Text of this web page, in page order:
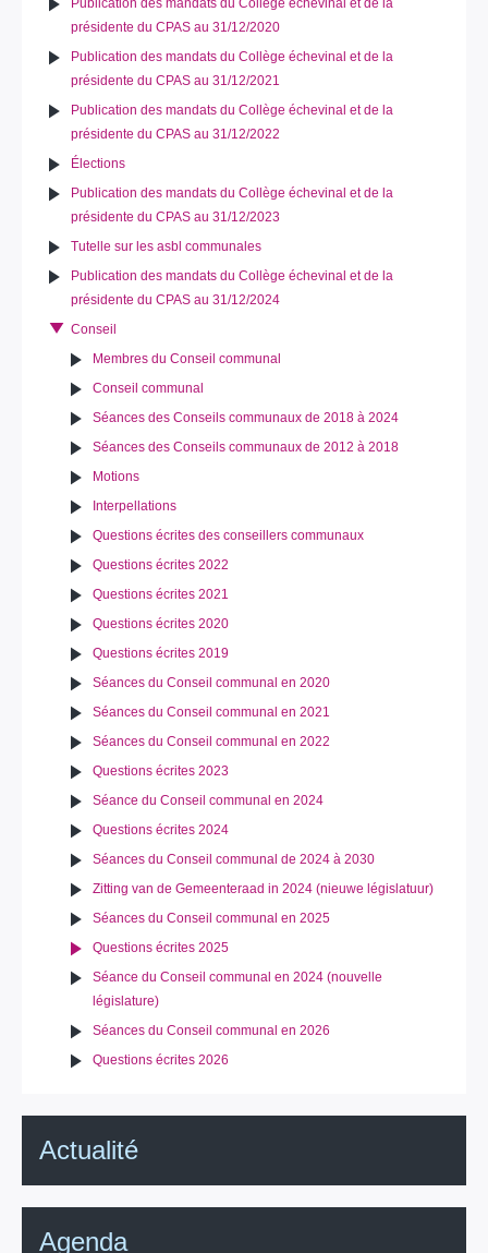
Publication des mandats du Collège échevinal et de la
présidente du CPAS au 31/12/2020
Publication des mandats du Collège échevinal et de la
présidente du CPAS au 31/12/2021
Publication des mandats du Collège échevinal et de la
présidente du CPAS au 31/12/2022
Élections
Publication des mandats du Collège échevinal et de la
présidente du CPAS au 31/12/2023
Tutelle sur les asbl communales
Publication des mandats du Collège échevinal et de la
présidente du CPAS au 31/12/2024
Conseil
Membres du Conseil communal
Conseil communal
Séances des Conseils communaux de 2018 à 2024
Séances des Conseils communaux de 2012 à 2018
Motions
Interpellations
Questions écrites des conseillers communaux
Questions écrites 2022
Questions écrites 2021
Questions écrites 2020
Questions écrites 2019
Séances du Conseil communal en 2020
Séances du Conseil communal en 2021
Séances du Conseil communal en 2022
Questions écrites 2023
Séance du Conseil communal en 2024
Questions écrites 2024
Séances du Conseil communal de 2024 à 2030
Zitting van de Gemeenteraad in 2024 (nieuwe législatuur)
Séances du Conseil communal en 2025
Questions écrites 2025
Séance du Conseil communal en 2024 (nouvelle
législature)
Séances du Conseil communal en 2026
Questions écrites 2026
Actualité
Agenda